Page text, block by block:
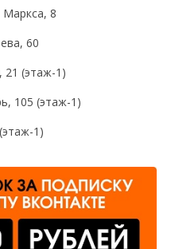
Маркса, 8
60
21 (этаж-1)
105 (этаж-1)
1)